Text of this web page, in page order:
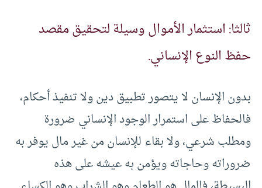
ثالثا: استثمار الأموال وسيلة لتحقيق مقصد
حفظ النوع الإنساني.
بدون الإنسان لا يتصور تطبيق دين ولا تنفيذ أحكام،
فالحفاظ على استمرار الوجود الإنساني ضرورة
ومطلب شرعي، ولا بقاء للإنسان من غير مال يوفر به
ضروراته وحاجاته ويؤمن به عيشه على هذه